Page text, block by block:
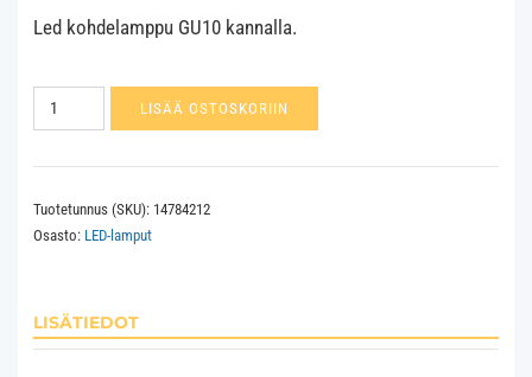
Led kohdelamppu GU10 kannalla.
Led
kohdelamppu
2700K
330lm
LISÄÄ OSTOSKORIIN
Tuotetunnus (SKU): 14784212
Osasto: LED-lamput
LISÄTIEDOT